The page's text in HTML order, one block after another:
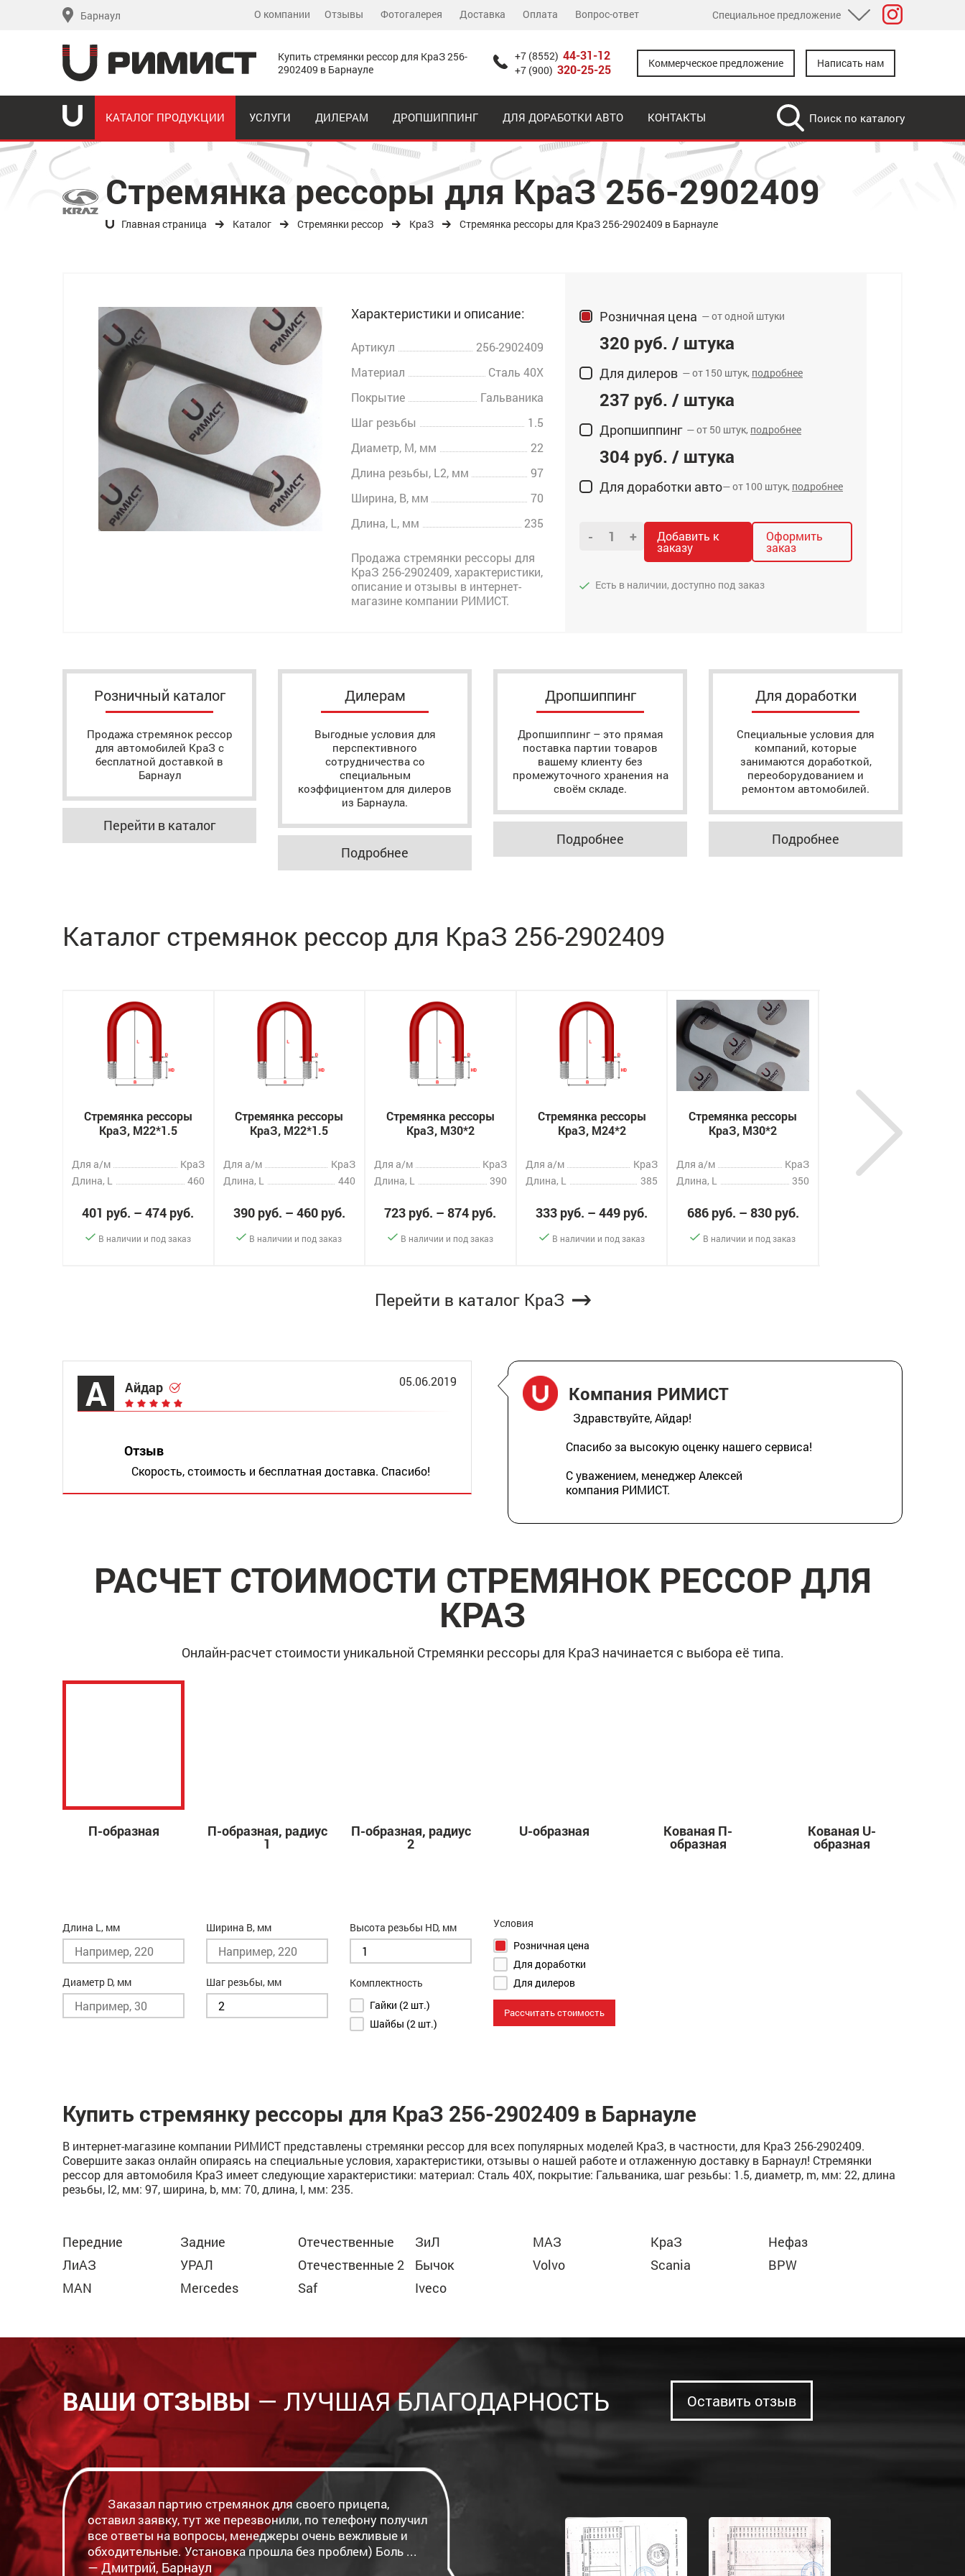
Барнаул О компании Отзывы Фотогалерея Доставка Оплата Вопрос-ответ Специальное предложение
Розничный каталог
Дилерам
Дропшипинг
Для доработки
Купить стремянки рессор для КраЗ 256-
2902409 в Барнауле
+7 (8552) 44-31-12
+7 (900) 320-25-25 Коммерческое предложение Написать нам
КАТАЛОГ ПРОДУКЦИИ УСЛУГИ ДИЛЕРАМ ДРОПШИППИНГ ДЛЯ ДОРАБОТКИ АВТО КОНТАКТЫ
Стремянка рессоры для КраЗ 256-2902409
Главная страница Каталог Стремянки рессор КраЗ Стремянка рессоры для КраЗ 256-2902409 в Барнауле
Характеристики и описание:
Артикул
256-2902409
Материал
Сталь 40Х
Покрытие
Гальваника
Шаг резьбы
1.5
Диаметр, M, мм
22
Длина резьбы, L2, мм
97
Ширина, B, мм
70
Длина, L, мм
235
Продажа стремянки рессоры для
КраЗ 256-2902409, характеристики,
описание и отзывы в интернет-
магазине компании РИМИСТ.
Розничная цена — от одной штуки
320 руб. / штука
Для дилеров — от 150 штук, подробнее
237 руб. / штука
Дропшиппинг— от 50 штук, подробнее
304 руб. / штука
Для доработки авто— от 100 штук, подробнее
- + Добавить к
заказу
Оформить
заказ
Есть в наличии, доступно под заказ
Розничный каталог
Продажа стремянок рессор
для автомобилей КраЗ с
бесплатной доставкой в
Барнаул
Перейти в каталог
Дилерам
Выгодные условия для
перспективного
сотрудничества со
специальным
коэффициентом для дилеров
из Барнаула.
Подробнее
Дропшиппинг
Дропшиппинг – это прямая
поставка партии товаров
вашему клиенту без
промежуточного хранения на
своём складе.
Подробнее
Для доработки
Специальные условия для
компаний, которые
занимаются доработкой,
переоборудованием и
ремонтом автомобилей.
Подробнее
Каталог стремянок рессор для КраЗ 256-2902409
Стремянка рессоры
КраЗ, M22*1.5
Для а/м
КраЗ
Длина, L
460
401 руб. – 474 руб.
В наличии и под заказ
Стремянка рессоры
КраЗ, M22*1.5
Для а/м
КраЗ
Длина, L
440
390 руб. – 460 руб.
В наличии и под заказ
Стремянка рессоры
КраЗ, M30*2
Для а/м
КраЗ
Длина, L
390
723 руб. – 874 руб.
В наличии и под заказ
Стремянка рессоры
КраЗ, M24*2
Для а/м
КраЗ
Длина, L
385
333 руб. – 449 руб.
В наличии и под заказ
Стремянка рессоры
КраЗ, M30*2
Для а/м
КраЗ
Длина, L
350
686 руб. – 830 руб.
В наличии и под заказ
Стремянка рессоры
КраЗ, M30*2
Для а/м
Перейти в каталог КраЗ
А Айдар 05.06.2019
Отзыв
Скорость, стоимость и бесплатная доставка. Спасибо!
Компания РИМИСТ
Здравствуйте, Айдар!
Спасибо за высокую оценку нашего сервиса!
С уважением, менеджер Алексей
компания РИМИСТ.
РАСЧЕТ СТОИМОСТИ СТРЕМЯНОК РЕССОР ДЛЯ
КРАЗ
Онлайн-расчет стоимости уникальной Стремянки рессоры для КраЗ начинается с выбора её типа.
П-образная П-образная, радиус
1
П-образная, радиус
2
U-образная Кованая П-
образная
Кованая U-
образная
Длина L, мм
Диаметр D, мм
Ширина B, мм
Шаг резьбы, мм
Высота резьбы HD, мм
Комплектность
Гайки (2 шт.)
Шайбы (2 шт.)
Условия
Розничная цена
Для доработки
Для дилеров
Рассчитать стоимость
Купить стремянку рессоры для КраЗ 256-2902409 в Барнауле
В интернет-магазине компании РИМИСТ представлены стремянки рессор для всех популярных моделей КраЗ, в частности, для КраЗ 256-2902409.
Совершите заказ онлайн опираясь на специальные условия, характеристики, отзывы о нашей работе и отлаженную доставку в Барнаул! Стремянки
рессор для автомобиля КраЗ имеет следующие характеристики: материал: Сталь 40Х, покрытие: Гальваника, шаг резьбы: 1.5, диаметр, m, мм: 22, длина
резьбы, l2, мм: 97, ширина, b, мм: 70, длина, l, мм: 235.
Передние Задние Отечественные ЗиЛ МАЗ КраЗ
Нефаз
ЛиАЗ
УРАЛ Отечественные 2 Бычок Volvo Scania
BPW
MAN
Mercedes Saf Iveco
ВАШИ ОТЗЫВЫ— ЛУЧШАЯ БЛАГОДАРНОСТЬ Оставить отзыв
Заказал партию стремянок для своего прицепа,
оставил заявку, тут же перезвонили, по телефону получил
все ответы на вопросы, менеджеры очень вежливые и
обходительные. Установка прошла без проблем) Боль ...
— Дмитрий, Барнаул